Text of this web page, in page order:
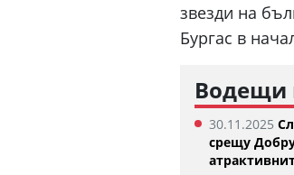
звезди на
Бургас в
Водещи
30.11.2025
срещу